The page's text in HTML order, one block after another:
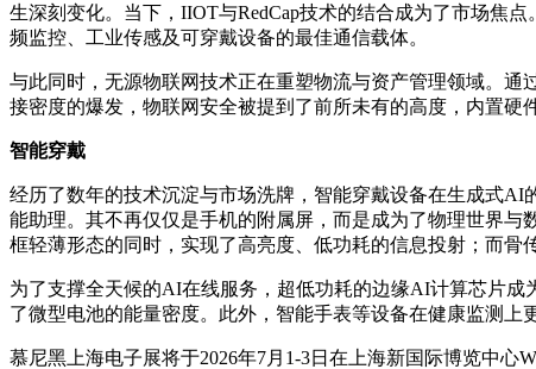
生深刻变化。当下，IIOT与RedCap技术的结合成为了市场焦
频监控、工业传感及可穿戴设备的最佳通信载体。
与此同时，无源物联网技术正在重塑物流与资产管理领域。
接密度的爆发，物联网安全被提到了前所未有的高度，内置硬
智能穿戴
经历了数年的技术沉淀与市场洗牌，智能穿戴设备在生成式
能助理。其不再仅仅是手机的附属屏，而是成为了物理世界
框轻薄形态的同时，实现了高亮度、低功耗的信息投射；而骨
为了支撑全天候的AI在线服务，超低功耗的边缘AI计算芯片
了微型电池的能量密度。此外，智能手表等设备在健康监测上
慕尼黑上海电子展将于2026年7月1-3日在上海新国际博览中心